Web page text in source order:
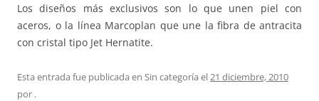
Los diseños más exclusivos son lo que unen piel con
aceros, o la línea Marcoplan que une la fibra de antracita
con cristal tipo Jet Hernatite.
Esta entrada fue publicada en Sin categoría el21 diciembre, 2010
por .